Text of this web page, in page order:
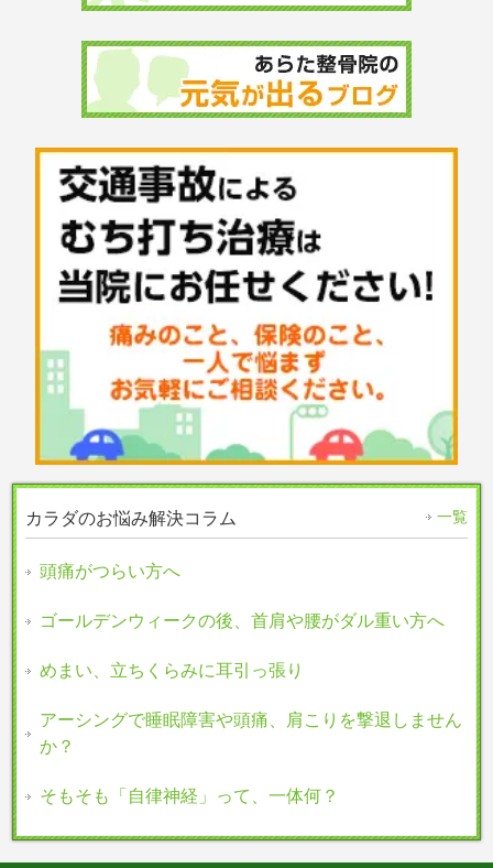
カラダのお悩み解決コラム 一覧
頭痛がつらい方へ
ゴールデンウィークの後、首肩や腰がダル重い方へ
めまい、立ちくらみに耳引っ張り
アーシングで睡眠障害や頭痛、肩こりを撃退しません
か？
そもそも「自律神経」って、一体何？